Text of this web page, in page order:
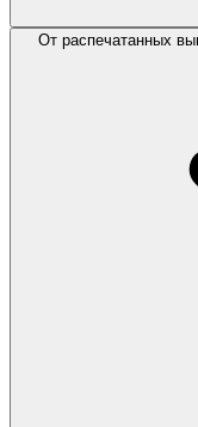
От распечатанных